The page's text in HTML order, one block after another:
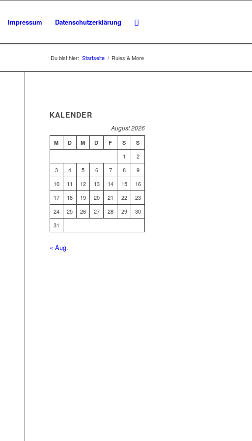
Impressum Datenschutzerklärung
Du bist hier: Startseite / Rules & More
KALENDER
August 2026
M D M D F S S
1
2
3
4 5 6 7 8
9
10
11 12 13 14 15
16
17
18 19 20 21 22
23
24
25 26 27 28 29
30
31
« Aug.